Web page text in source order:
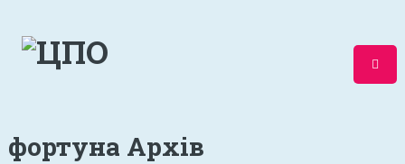
фортуна Архів